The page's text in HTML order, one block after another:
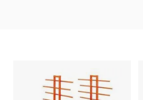
dubbelsidig,